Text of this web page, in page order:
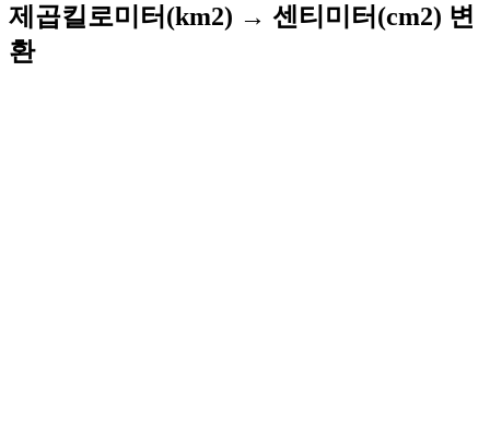
제곱킬로미터(km2) → 센티미터(cm2) 변
환